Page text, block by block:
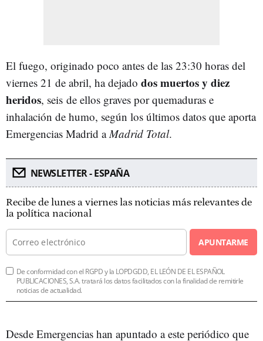
El fuego, originado poco antes de las 23:30 horas del
viernes 21 de abril, ha dejado dos muertos y diez
heridos, seis de ellos graves por quemaduras e
inhalación de humo, según los últimos datos que aporta
Emergencias Madrid aMadrid Total.
NEWSLETTER - ESPAÑA
Recibe de lunes a viernes las noticias más relevantes de
la política nacional
APUNTARME
De conformidad con el RGPD y la LOPDGDD, EL LEÓN DE EL ESPAÑOL
PUBLICACIONES, S.A. tratará los datos facilitados con la finalidad de remitirle
noticias de actualidad.
Desde Emergencias han apuntado a este periódico que